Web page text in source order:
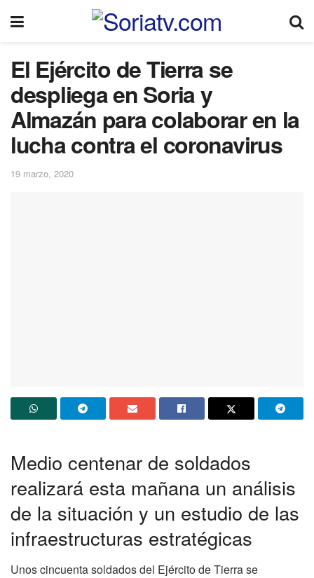
El Ejército de Tierra se
despliega en Soria y
Almazán para colaborar en la
lucha contra el coronavirus
19 marzo, 2020
Medio centenar de soldados
realizará esta mañana un análisis
de la situación y un estudio de las
infraestructuras estratégicas
Unos cincuenta soldados del Ejército de Tierra se